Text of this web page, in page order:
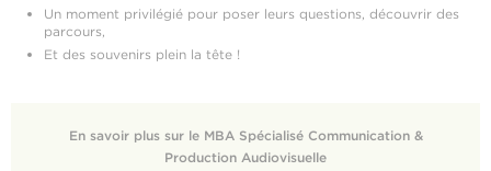
Un moment privilégié pour poser leurs questions, découvrir des
parcours,
Et des souvenirs plein la tête !
En savoir plus sur le MBA Spécialisé Communication &
Production Audiovisuelle